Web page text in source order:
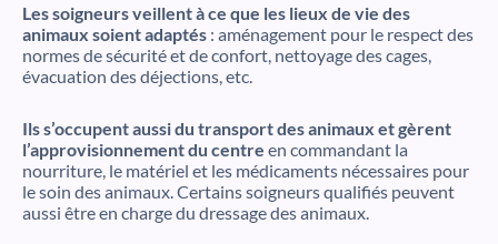
Les soigneurs veillent à ce que les lieux de vie des
animaux soient adaptés : aménagement pour le respect des
normes de sécurité et de confort, nettoyage des cages,
évacuation des déjections, etc.
Ils s’occupent aussi du transport des animaux et gèrent
l’approvisionnement du centre en commandant la
nourriture, le matériel et les médicaments nécessaires pour
le soin des animaux. Certains soigneurs qualifiés peuvent
aussi être en charge du dressage des animaux.